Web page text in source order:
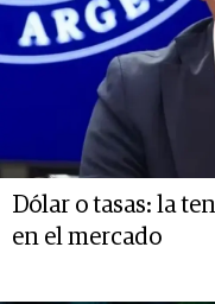
Dólar o tasas: la
en el mercado